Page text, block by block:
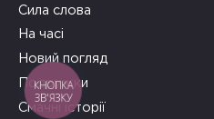
Сила слова
На часі
Новий погляд
Подружки
Смачні історії
КНОПКА
ЗВ'ЯЗКУ